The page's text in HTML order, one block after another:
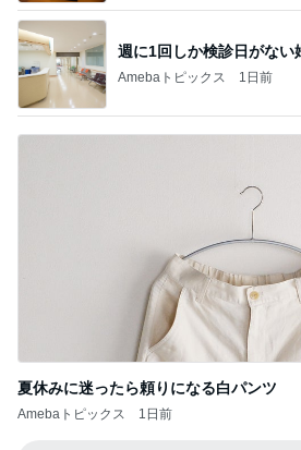
週に1回しか検診日がない
Amebaトピックス 1日前
夏休みに迷ったら頼りになる白パンツ
Amebaトピックス 1日前